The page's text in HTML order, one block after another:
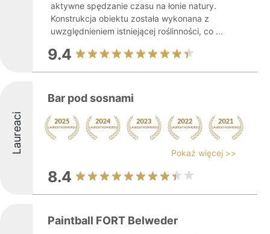
aktywne spędzanie czasu na łonie natury.
Konstrukcja obiektu została wykonana z
uwzględnieniem istniejącej roślinności, co ...
9.4
Laureaci
Bar pod sosnami
Pokaż więcej >>
8.4
Paintball FORT Belweder